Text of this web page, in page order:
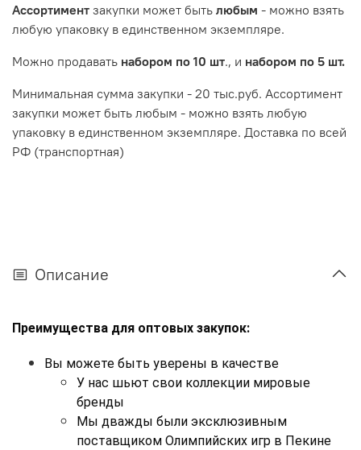
Ассортимент закупки может быть любым - можно взять
любую упаковку в единственном экземпляре.
Можно продавать набором по 10 шт., и набором по 5 шт.
Минимальная сумма закупки - 20 тыс.руб. Ассортимент
закупки может быть любым - можно взять любую
упаковку в единственном экземпляре. Доставка по всей
РФ (транспортная)
Описание
Преимущества для оптовых закупок:
Вы можете быть уверены в качестве
У нас шьют свои коллекции мировые
бренды
Мы дважды были эксклюзивным
поставщиком Олимпийских игр в Пекине